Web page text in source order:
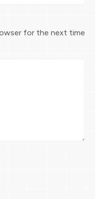
for the next time